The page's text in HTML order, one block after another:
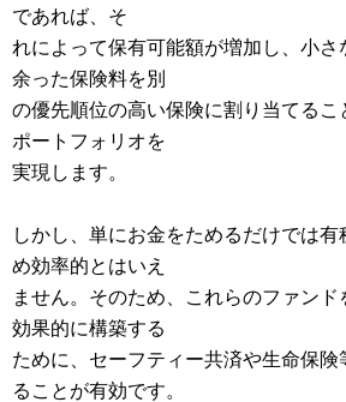
であれば、そ
れによって保有可能額が増加し、小さ
余った保険料を別
の優先順位の高い保険に割り当てるこ
ポートフォリオを
実現します。
しかし、単にお金をためるだけでは有
め効率的とはいえ
ません。そのため、これらのファンド
効果的に構築する
ために、セーフティー共済や生命保険
ることが有効です。